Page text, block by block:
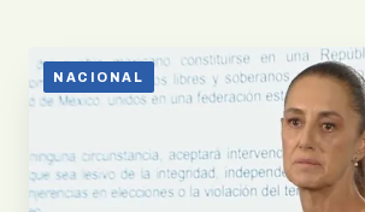
NACIONAL